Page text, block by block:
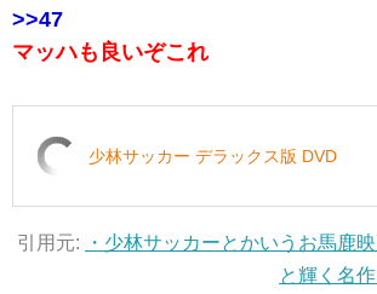
>>47
マッハも良いぞこれ
少林サッカー デラックス版 DVD
引用元:
・少林サッカーとかいうお馬鹿
と輝く名